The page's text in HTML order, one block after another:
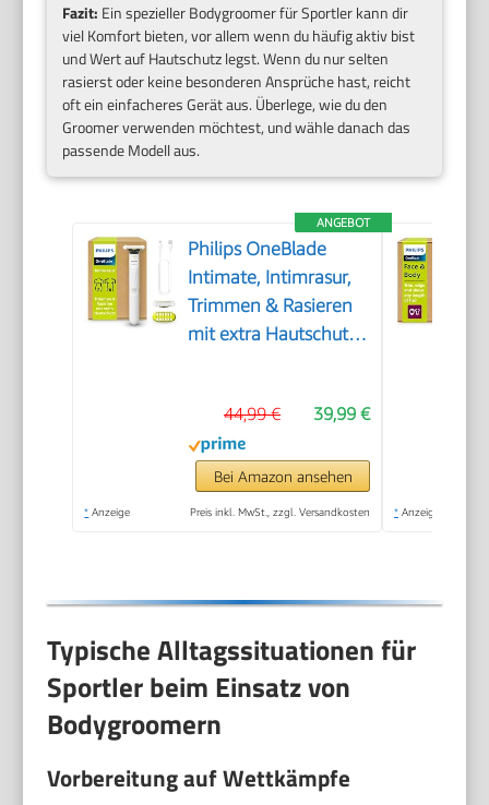
Fazit: Ein spezieller Bodygroomer für Sportler kann dir
viel Komfort bieten, vor allem wenn du häufig aktiv bist
und Wert auf Hautschutz legst. Wenn du nur selten
rasierst oder keine besonderen Ansprüche hast, reicht
oft ein einfacheres Gerät aus. Überlege, wie du den
Groomer verwenden möchtest, und wähle danach das
passende Modell aus.
ANGEBOT
Philips OneBlade
Intimate, Intimrasur,
Trimmen & Rasieren
mit extra Hautschutz,
Rasur – ohne
komplett glatt zu
rasieren, Modell
QP1924/30
39,99 €
44,99 €
Bei Amazon ansehen
* Anzeige Preis inkl. MwSt., zzgl. Versandkosten * Anzeige
Typische Alltagssituationen für
Sportler beim Einsatz von
Bodygroomern
Vorbereitung auf Wettkämpfe